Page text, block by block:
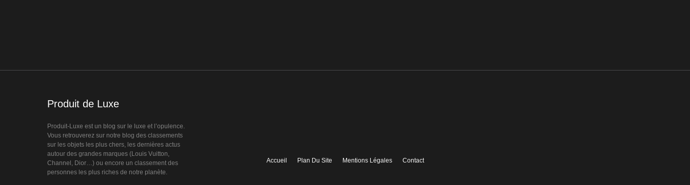
Produit de Luxe
Produit-Luxe est un blog sur le luxe et l’opulence.
Vous retrouverez sur notre blog des classements
sur les objets les plus chers, les dernières actus
autour des grandes marques (Louis Vuitton,
Channel, Dior…) ou encore un classement des
personnes les plus riches de notre planète.
Accueil Plan Du Site Mentions Légales Contact